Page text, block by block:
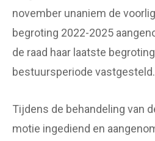
november unaniem de
begroting 2022-2025
de raad haar laatste
bestuursperiode vastgesteld.
Tijdens de behandeling van
motie ingediend en